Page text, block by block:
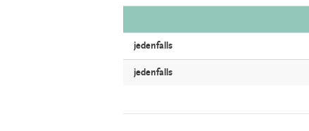
jedenfalls
jedenfalls